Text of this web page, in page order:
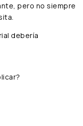
pero no siempre
debería